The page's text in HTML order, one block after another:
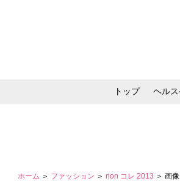
トップ ヘル
ホーム ＞ ファッション ＞ non コレ 2013 ＞ 画